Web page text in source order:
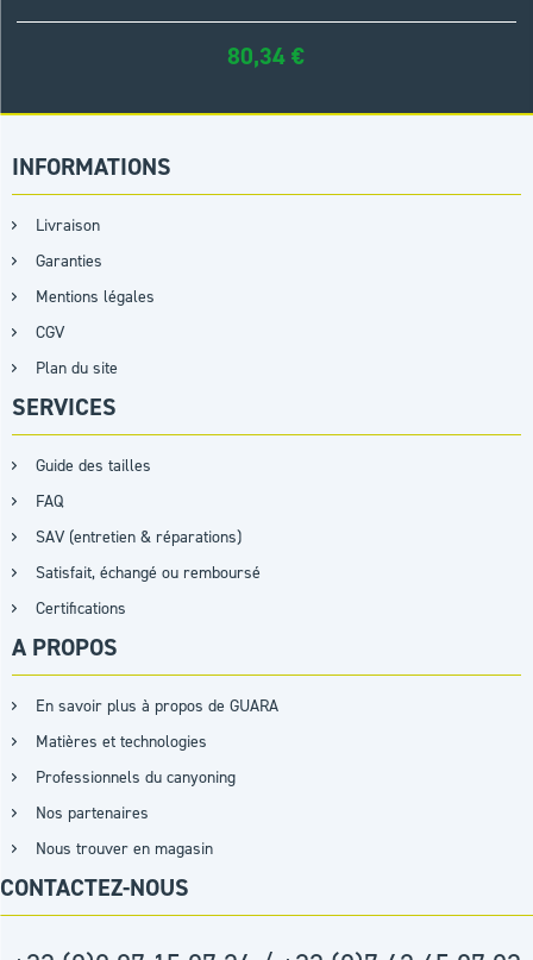
80,34€
INFORMATIONS
Livraison
Garanties
Mentions légales
CGV
Plan du site
SERVICES
Guide des tailles
FAQ
SAV (entretien & réparations)
Satisfait, échangé ou remboursé
Certifications
A PROPOS
En savoir plus à propos de GUARA
Matières et technologies
Professionnels du canyoning
Nos partenaires
Nous trouver en magasin
CONTACTEZ-NOUS